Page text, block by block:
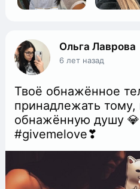
Ольга Лаврова
6 лет назад
Твоё обнажённое
принадлежать
обнажённую душу 💎
#givemelove❣